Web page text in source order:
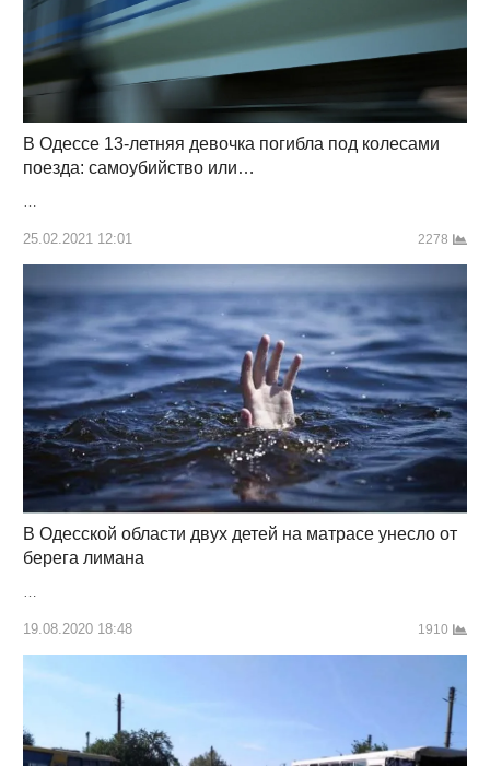
В Одессе 13-летняя девочка погибла под колесами
поезда: самоубийство или…
…
25.02.2021 12:01 2278
В Одесской области двух детей на матрасе унесло от
берега лимана
…
19.08.2020 18:48 1910